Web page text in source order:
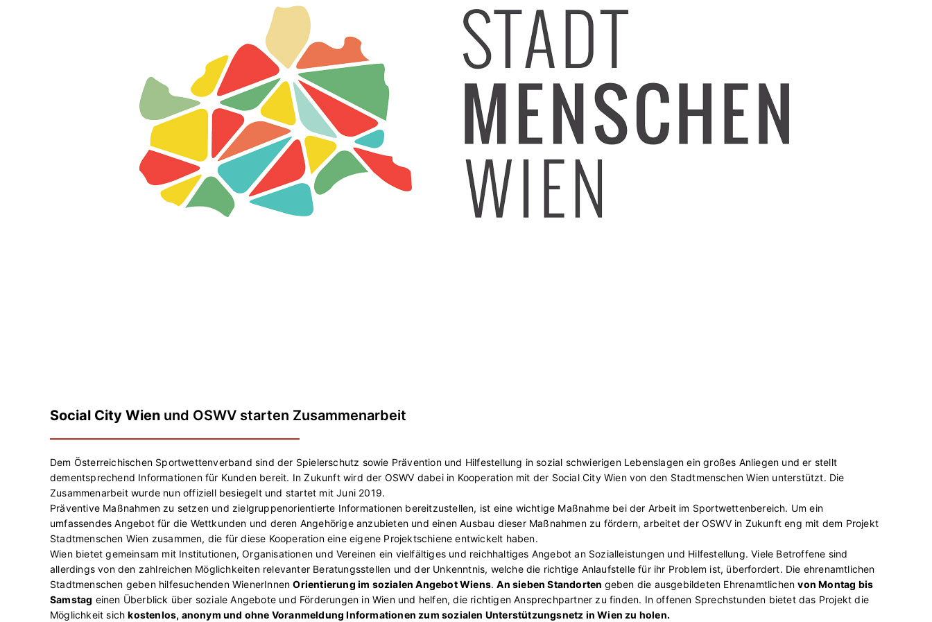
Social City Wien und OSWV starten Zusammenarbeit
Dem Österreichischen Sportwettenverband sind der Spielerschutz sowie Prävention und Hilfestellung in sozial schwierigen Lebenslagen ein großes Anliegen und er stellt
dementsprechend Informationen für Kunden bereit. In Zukunft wird der OSWV dabei in Kooperation mit der Social City Wien von den Stadtmenschen Wien unterstützt. Die
Zusammenarbeit wurde nun offiziell besiegelt und startet mit Juni 2019.
Präventive Maßnahmen zu setzen und zielgruppenorientierte Informationen bereitzustellen, ist eine wichtige Maßnahme bei der Arbeit im Sportwettenbereich. Um ein
umfassendes Angebot für die Wettkunden und deren Angehörige anzubieten und einen Ausbau dieser Maßnahmen zu fördern, arbeitet der OSWV in Zukunft eng mit dem Projekt
Stadtmenschen Wien zusammen, die für diese Kooperation eine eigene Projektschiene entwickelt haben.
Wien bietet gemeinsam mit Institutionen, Organisationen und Vereinen ein vielfältiges und reichhaltiges Angebot an Sozialleistungen und Hilfestellung. Viele Betroffene sind
allerdings von den zahlreichen Möglichkeiten relevanter Beratungsstellen und der Unkenntnis, welche die richtige Anlaufstelle für ihr Problem ist, überfordert. Die ehrenamtlichen
Stadtmenschen geben hilfesuchenden WienerInnenOrientierung im sozialen Angebot Wiens.An sieben Standorten geben die ausgebildeten Ehrenamtlichenvon Montag bis
Samstag einen Überblick über soziale Angebote und Förderungen in Wien und helfen, die richtigen Ansprechpartner zu finden. In offenen Sprechstunden bietet das Projekt die
Möglichkeit sichkostenlos, anonym und ohne Voranmeldung Informationen zum sozialen Unterstützungsnetz in Wien zu holen.